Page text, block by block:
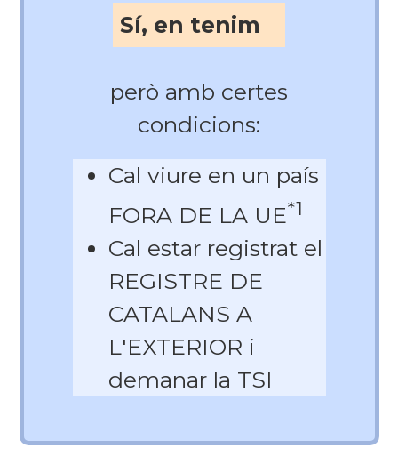
Sí, en tenim
però amb certes
condicions:
Cal viure en un país
FORA DE LA UE*1
Cal estar registrat el
REGISTRE DE
CATALANS A
L'EXTERIOR i
demanar la TSI